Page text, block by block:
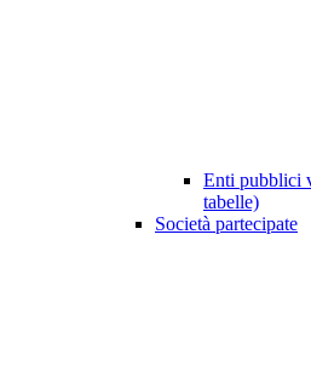
Enti pubblici
tabelle)
Società partecipate